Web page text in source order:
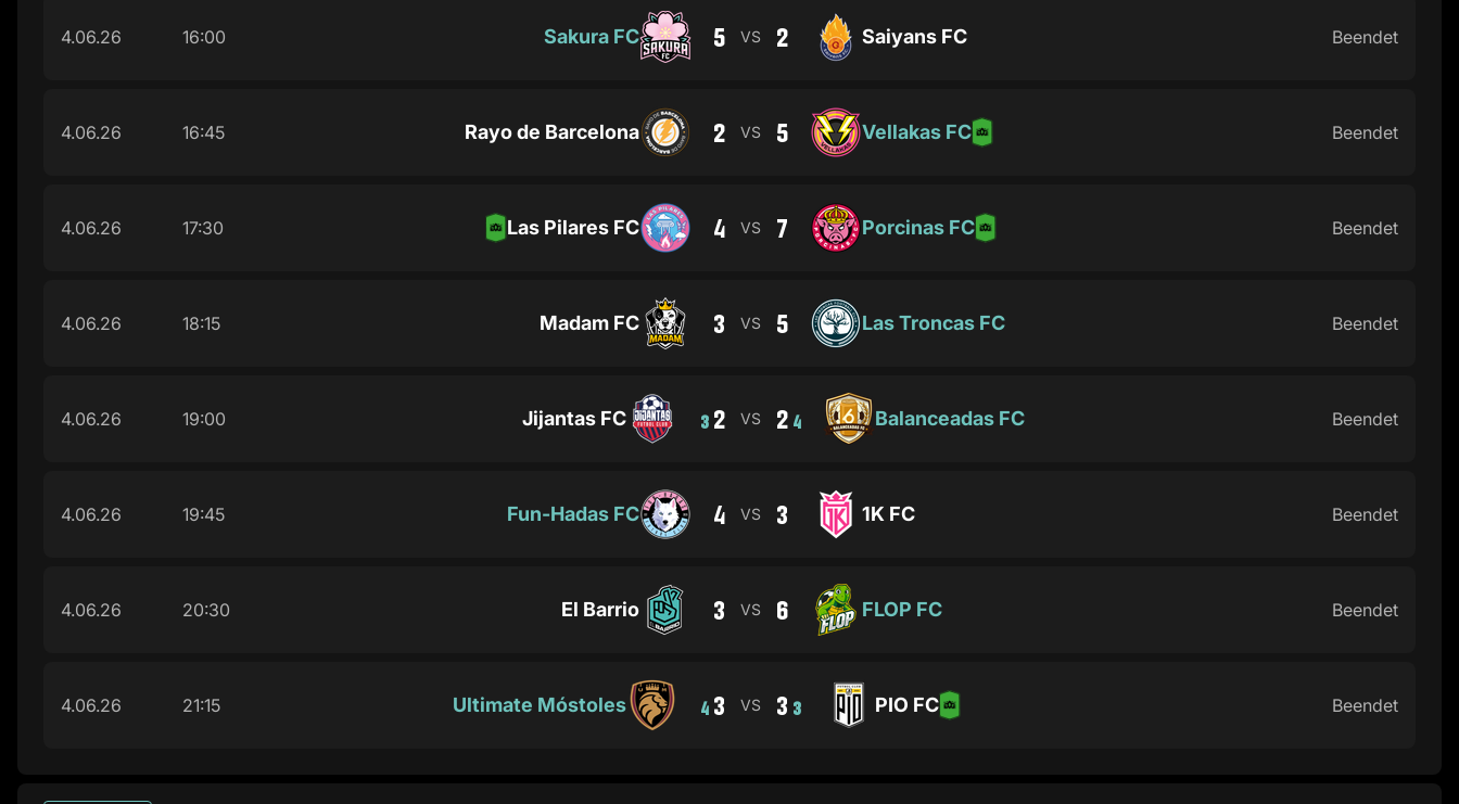
4.06.26 16:00 Sakura FC 5 VS 2 Saiyans FC Beendet
4.06.26 16:45 Rayo de Barcelona 2 VS 5 Vellakas FC Beendet
4.06.26 17:30 Las Pilares FC 4 VS 7 Porcinas FC Beendet
4.06.26 18:15 Madam FC 3 VS 5 Las Troncas FC Beendet
4.06.26 19:00 Jijantas FC 3 2 VS 2 4 Balanceadas FC Beendet
4.06.26 19:45 Fun-Hadas FC 4 VS 3 1K FC Beendet
4.06.26 20:30 El Barrio 3 VS 6 FLOP FC Beendet
4.06.26 21:15 Ultimate Móstoles 4 3 VS 3 3 PIO FC Beendet